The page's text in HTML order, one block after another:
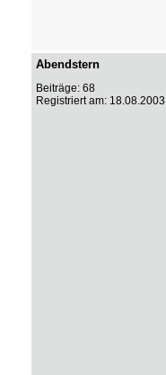
Abendstern
Beiträge: 68
Registriert am: 18.08.2003